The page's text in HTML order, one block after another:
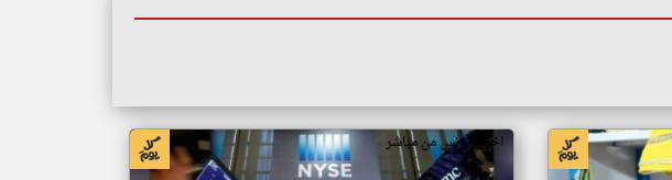
اخبار تونس من مباشر